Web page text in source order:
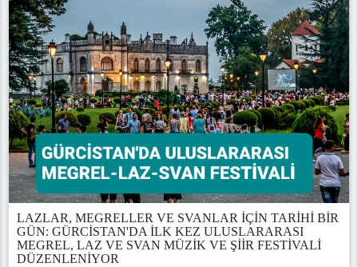
LAZLAR, MEGRELLER VE SVANLAR İÇİN TARİHİ BİR
GÜN: GÜRCİSTAN'DA İLK KEZ ULUSLARARASI
MEGREL, LAZ VE SVAN MÜZİK VE ŞİİR FESTİVALİ
DÜZENLENİYOR